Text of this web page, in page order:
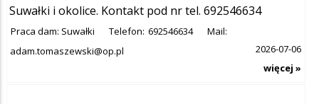
Suwałki i okolice. Kontakt pod nr tel. 692546634
Praca dam: Suwałki Telefon: 692546634
Mail:
adam.tomaszewski@op.pl
2026-07-06
więcej »